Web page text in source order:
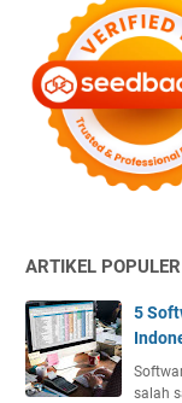
ARTIKEL POPULER
5
salah